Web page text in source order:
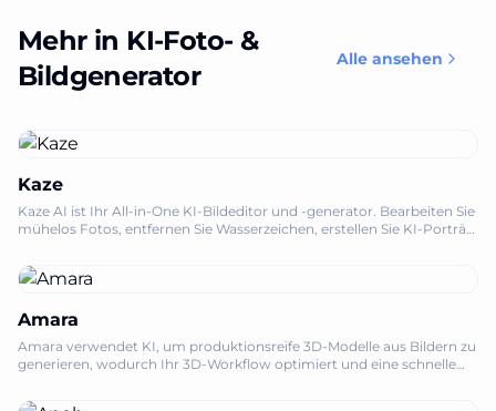
Mehr in KI-Foto- &
Bildgenerator
Alle ansehen
Kaze
Kaze AI ist Ihr All-in-One KI-Bildeditor und -generator. Bearbeiten Sie
mühelos Fotos, entfernen Sie Wasserzeichen, erstellen Sie KI-Porträts
Amara
Amara verwendet KI, um produktionsreife 3D-Modelle aus Bildern zu
generieren, wodurch Ihr 3D-Workflow optimiert und eine schnelle